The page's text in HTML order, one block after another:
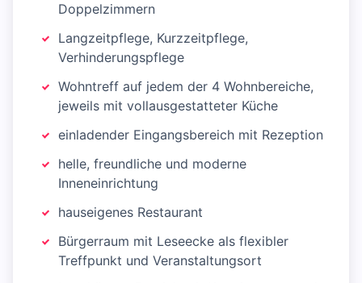
Doppelzimmern
Langzeitpflege, Kurzzeitpflege,
Verhinderungspflege
Wohntreff auf jedem der 4 Wohnbereiche,
jeweils mit vollausgestatteter Küche
einladender Eingangsbereich mit Rezeption
helle, freundliche und moderne
Inneneinrichtung
hauseigenes Restaurant
Bürgerraum mit Leseecke als flexibler
Treffpunkt und Veranstaltungsort